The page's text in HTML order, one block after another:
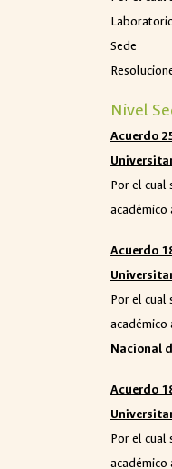
Sede
Nivel
Acuerdo
Por el cual
académico
Acuerdo
Por el cual
académico
Nacional
Acuerdo
Por el cual
académico